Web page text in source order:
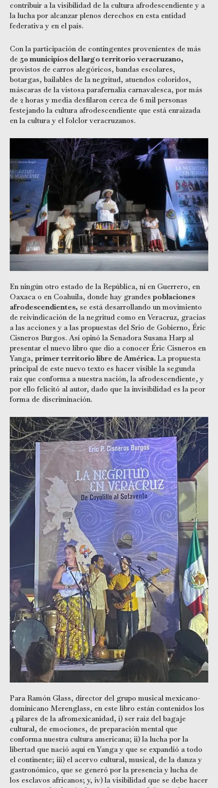
contribuir a la visibilidad de la cultura afrodescendiente y a
la lucha por alcanzar plenos derechos en esta entidad
federativa y en el país.
Con la participación de contingentes provenientes de más
de 50 municipios del largo territorio veracruzano,
provistos de carros alegóricos, bandas escolares,
botargas, bailables de la negritud, atuendos coloridos,
máscaras de la vistosa parafernalia carnavalesca, por más
de 2 horas y media desfilaron cerca de 6 mil personas
festejando la cultura afrodescendiente que está enraizada
en la cultura y el folclor veracruzanos.
En ningún otro estado de la República, ni en Guerrero, en
Oaxaca o en Coahuila, donde hay grandes poblaciones
afrodescendientes, se está desarrollando un movimiento
de reivindicación de la negritud como en Veracruz, gracias
a las acciones y a las propuestas del Srio de Gobierno, Éric
Cisneros Burgos. Así opinó la Senadora Susana Harp al
presentar el nuevo libro que dio a conocer Éric Cisneros en
Yanga, primer territorio libre de América.La propuesta
principal de este nuevo texto es hacer visible la segunda
raíz que conforma a nuestra nación, la afrodescendiente, y
por ello felicitó al autor, dado que la invisibilidad es la peor
forma de discriminación.
Para Ramón Glass, director del grupo musical mexicano-
dominicano Merenglass, en este libro están contenidos los
4 pilares de la afromexicanidad, i) ser raíz del bagaje
cultural, de emociones, de preparación mental que
conforma nuestra cultura americana; ii) la lucha por la
libertad que nació aquí en Yanga y que se expandió a todo
el continente; iii) el acervo cultural, musical, de la danza y
gastronómico, que se generó por la presencia y lucha de
los esclavos africanos; y, iv) la visibilidad que se debe hacer